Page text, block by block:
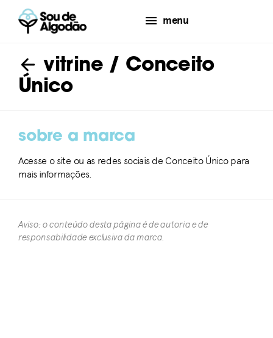
menu
vitrine/ Conceito
Único
sobre a marca
Acesse o site ou as redes sociais de Conceito Único para
mais informações.
Aviso: o conteúdo desta página é de autoria e de
responsabilidade exclusiva da marca.​